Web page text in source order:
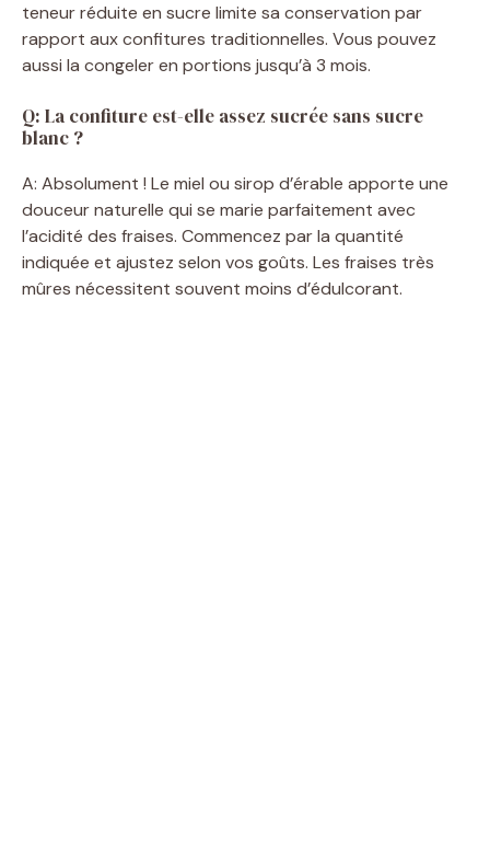
teneur réduite en sucre limite sa conservation par
rapport aux confitures traditionnelles. Vous pouvez
aussi la congeler en portions jusqu’à 3 mois.
Q: La confiture est-elle assez sucrée sans sucre
blanc ?
A: Absolument ! Le miel ou sirop d’érable apporte une
douceur naturelle qui se marie parfaitement avec
l’acidité des fraises. Commencez par la quantité
indiquée et ajustez selon vos goûts. Les fraises très
mûres nécessitent souvent moins d’édulcorant.